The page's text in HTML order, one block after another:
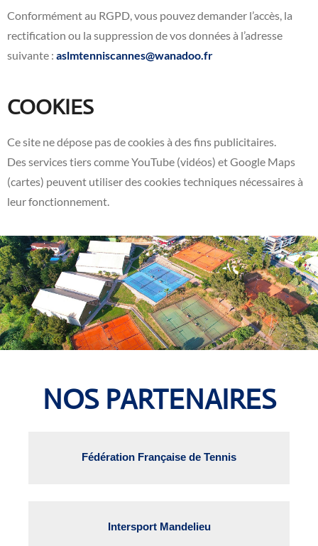
Conformément au RGPD, vous pouvez demander l’accès, la
rectification ou la suppression de vos données à l’adresse
suivante : aslmtenniscannes@wanadoo.fr
COOKIES
Ce site ne dépose pas de cookies à des fins publicitaires.
Des services tiers comme YouTube (vidéos) et Google Maps
(cartes) peuvent utiliser des cookies techniques nécessaires à
leur fonctionnement.
NOS PARTENAIRES
Fédération Française de Tennis
Intersport Mandelieu